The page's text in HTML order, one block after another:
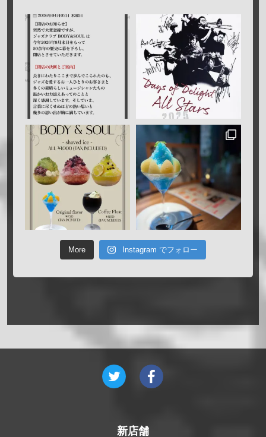
More Instagram でフォロー
新店舗